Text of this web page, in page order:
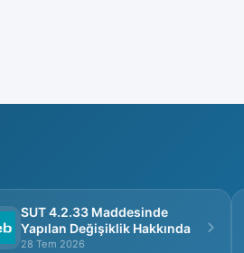
SUT 4.2.33 Maddesinde
Yapılan Değişiklik Hakkında
28 Tem 2026